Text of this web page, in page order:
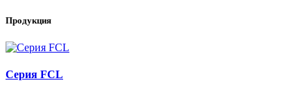
Продукция
Серия FCL